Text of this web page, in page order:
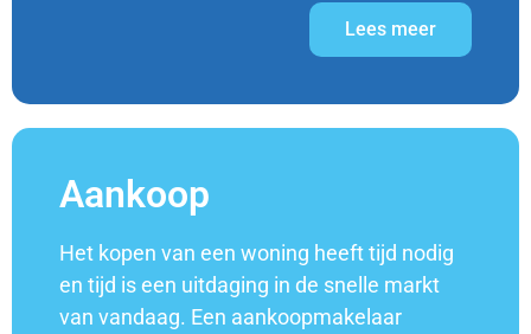
Lees meer
Aankoop
Het kopen van een woning heeft tijd nodig
en tijd is een uitdaging in de snelle markt
van vandaag. Een aankoopmakelaar